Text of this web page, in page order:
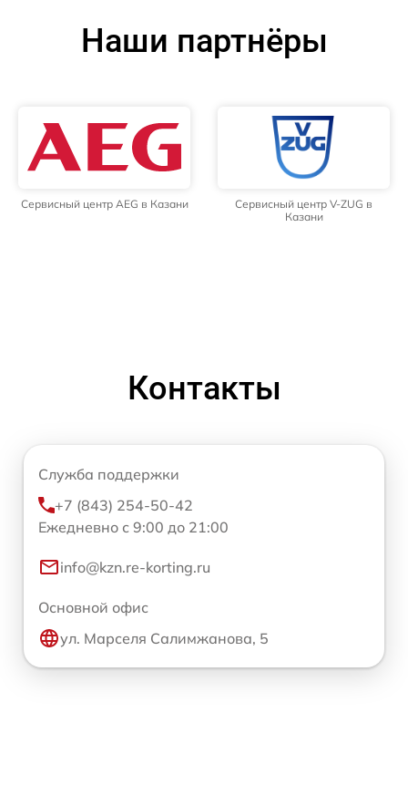
Наши партнёры
Сервисный центр AEG в Казани
Сервисный центр V-ZUG в
Казани
Контакты
Служба поддержки
+7 (843) 254-50-42
Ежедневно с 9:00 до 21:00
info@kzn.re-korting.ru
Основной офис
ул. Марселя Салимжанова, 5